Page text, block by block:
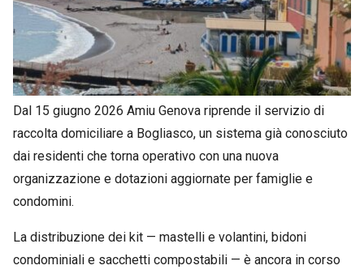
Dal 15 giugno 2026 Amiu Genova riprende il servizio di
raccolta domiciliare a Bogliasco, un sistema già conosciuto
dai residenti che torna operativo con una nuova
organizzazione e dotazioni aggiornate per famiglie e
condomini.
La distribuzione dei kit — mastelli e volantini, bidoni
condominiali e sacchetti compostabili — è ancora in corso